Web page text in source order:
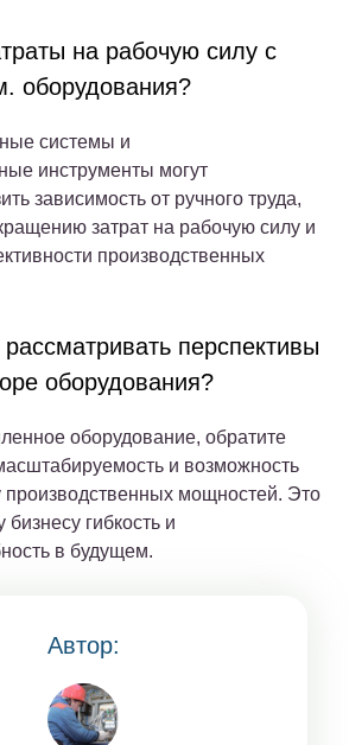
на рабочую силу с
оборудования?
системы и
инструменты могут
зависимость от ручного труда,
затрат на рабочую силу и
производственных
перспективы
оборудования?
оборудование, обратите
и возможность
производственных мощностей. Это
гибкость и
в будущем.
Автор: